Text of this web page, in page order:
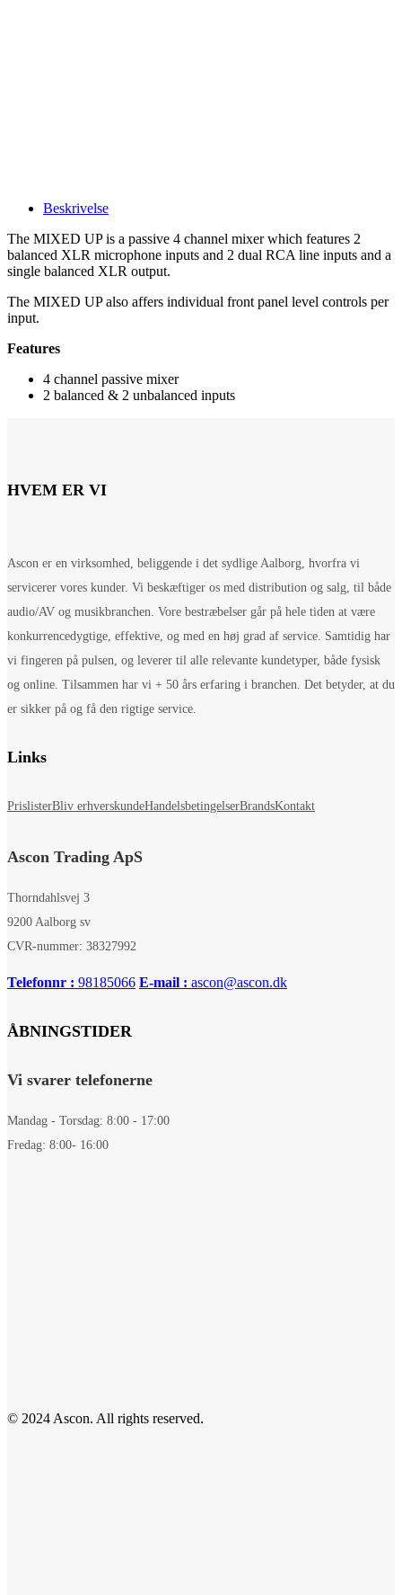
Beskrivelse
The MIXED UP is a passive 4 channel mixer which features 2
balanced XLR microphone inputs and 2 dual RCA line inputs and a
single balanced XLR output.
The MIXED UP also affers individual front panel level controls per
input.
Features
4 channel passive mixer
2 balanced & 2 unbalanced inputs
HVEM ER VI
Ascon er en virksomhed, beliggende i det sydlige Aalborg, hvorfra vi
servicerer vores kunder. Vi beskæftiger os med distribution og salg, til både
audio/AV og musikbranchen. Vore bestræbelser går på hele tiden at være
konkurrencedygtige, effektive, og med en høj grad af service. Samtidig har
vi fingeren på pulsen, og leverer til alle relevante kundetyper, både fysisk
og online. Tilsammen har vi + 50 års erfaring i branchen. Det betyder, at du
er sikker på og få den rigtige service.
Links
PrislisterBliv erhverskundeHandelsbetingelserBrandsKontakt
Ascon Trading ApS
Thorndahlsvej 3
9200 Aalborg sv
CVR-nummer: 38327992
Telefonnr : 98185066 E-mail : ascon@ascon.dk
ÅBNINGSTIDER
Vi svarer telefonerne
Mandag - Torsdag: 8:00 - 17:00
Fredag: 8:00- 16:00
© 2024 Ascon. All rights reserved.